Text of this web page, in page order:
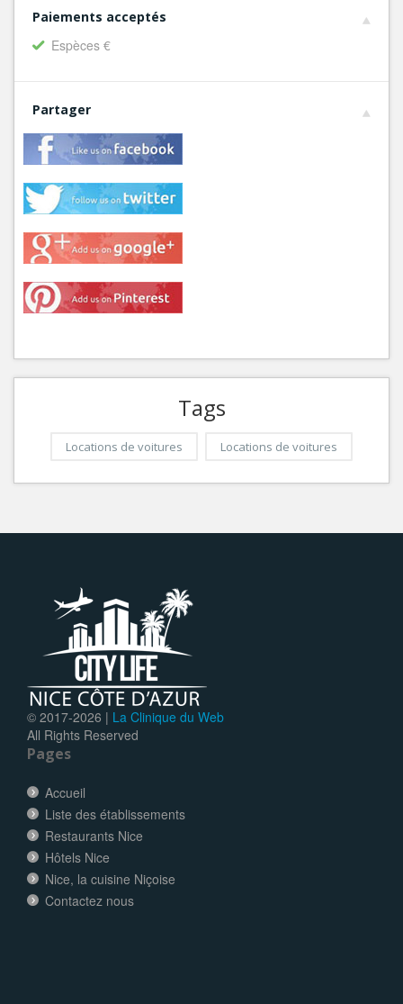
Paiements acceptés
Espèces €
Partager
Tags
Locations de voitures Locations de voitures
© 2017-2026 | La Clinique du Web
All Rights Reserved
Pages
Accueil
Liste des établissements
Restaurants Nice
Hôtels Nice
Nice, la cuisine Niçoise
Contactez nous